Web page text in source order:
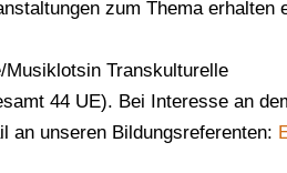
zum Thema erhalten
Transkulturelle
44 UE). Bei Interesse an
an unseren Bildungsreferenten: